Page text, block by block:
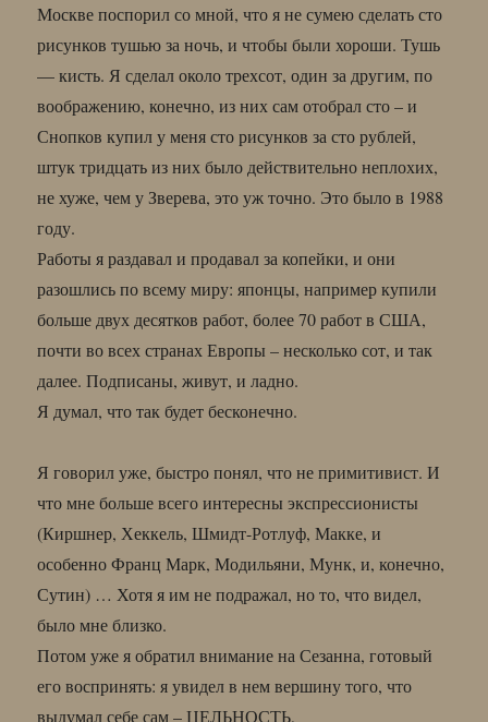
Москве поспорил со мной, что я не сумею сделать сто
рисунков тушью за ночь, и чтобы были хороши. Тушь
— кисть. Я сделал около трехсот, один за другим, по
воображению, конечно, из них сам отобрал сто – и
Снопков купил у меня сто рисунков за сто рублей,
штук тридцать из них было действительно неплохих,
не хуже, чем у Зверева, это уж точно. Это было в 1988
году.
Работы я раздавал и продавал за копейки, и они
разошлись по всему миру: японцы, например купили
больше двух десятков работ, более 70 работ в США,
почти во всех странах Европы – несколько сот, и так
далее. Подписаны, живут, и ладно.
Я думал, что так будет бесконечно.
Я говорил уже, быстро понял, что не примитивист. И
что мне больше всего интересны экспрессионисты
(Киршнер, Хеккель, Шмидт-Ротлуф, Макке, и
особенно Франц Марк, Модильяни, Мунк, и, конечно,
Сутин) … Хотя я им не подражал, но то, что видел,
было мне близко.
Потом уже я обратил внимание на Сезанна, готовый
его воспринять: я увидел в нем вершину того, что
выдумал себе сам – ЦЕЛЬНОСТЬ,